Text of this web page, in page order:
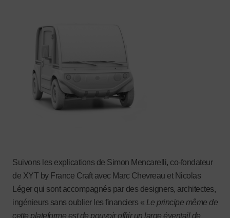
Suivons les explications de Simon Mencarelli, co-fondateur
de XYT by France Craft avec Marc Chevreau et Nicolas
Léger qui sont accompagnés par des designers, architectes,
ingénieurs sans oublier les financiers « Le principe même de
cette plateforme est de pouvoir offrir un large éventail de